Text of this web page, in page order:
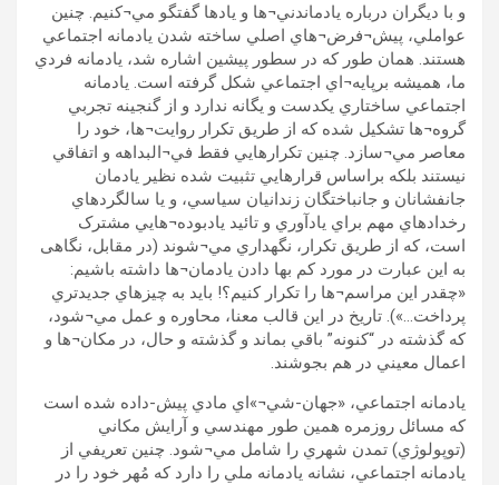
و با ديگران درباره يادماندني¬ها و يادها گفتگو مي¬کنيم. چنين
عواملي، پيش¬فرض¬هاي اصلي ساخته شدن يادمانه اجتماعي
هستند. همان طور که در سطور پيشين اشاره شد، يادمانه فردي
ما، هميشه برپايه¬اي اجتماعي شکل گرفته است. يادمانه
اجتماعي ساختاري يکدست و يگانه ندارد و از گنجينه تجربي
گروه¬ها تشکيل شده که از طريق تکرار روايت¬ها، خود را
معاصر مي¬سازد. چنين تکرارهايي فقط في¬البداهه و اتفاقي
نيستند بلکه براساس قرارهايي تثبيت شده نظير يادمان
جانفشانان و جانباختگان زندانيان سياسي، و يا سالگردهاي
رخدادهاي مهم براي يادآوري و تائيد يادبوده¬هايي مشترک
است، که از طريق تکرار، نگهداري مي¬شوند (در مقابل، نگاهی
به اين عبارت در مورد کم بها دادن يادمان¬ها داشته باشيم:
«چقدر اين مراسم¬ها را تکرار کنيم؟! بايد به چيزهاي جديدتري
پرداخت…»). تاريخ در اين قالب معنا، محاوره و عمل مي¬شود،
که گذشته در “کنونه” باقي بماند و گذشته و حال، در مکان¬ها و
اعمال معيني در هم بجوشند.
يادمانه اجتماعي، «جهان-شي¬»اي مادي پيش-داده شده است
که مسائل روزمره همين طور مهندسي و آرايش مکاني
(توپولوژي) تمدن شهري را شامل مي¬شود. چنين تعريفي از
يادمانه اجتماعي، نشانه يادمانه ملي را دارد که مُهر خود را در